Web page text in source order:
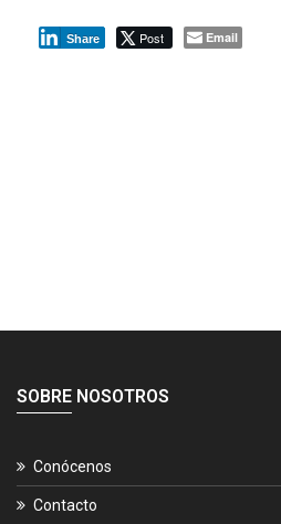
Share Post Email
SOBRE NOSOTROS
Conócenos
Contacto